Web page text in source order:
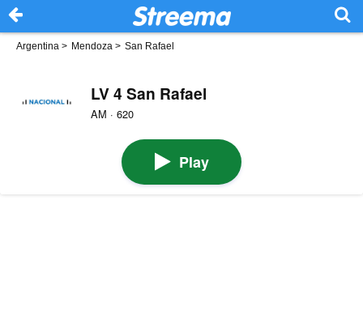
Argentina > Mendoza > San Rafael
LV 4 San Rafael
AM · 620
Play